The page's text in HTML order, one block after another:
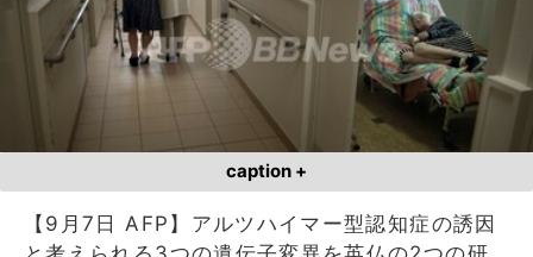
caption +
【9月7日 AFP】アルツハイマー型認知症の誘因